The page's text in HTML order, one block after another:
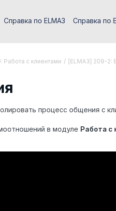
Справка по ELMA3 Справка по
Работа с клиентами / [ELMA3] 209-2:
процесс общения с
в модуле Работа с